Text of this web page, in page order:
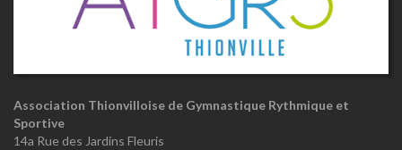
Association Thionvilloise de Gymnastique Rythmique et
Sportive
14a Rue des Jardins Fleuris